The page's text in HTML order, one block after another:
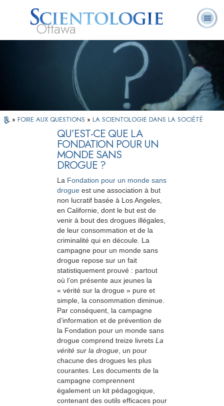
Ottawa
Qu’est-ce que la
Scientologie ?
Ministres
volontaires
Foire aux
questions
» FOIRE AUX QUESTIONS » LA SCIENTOLOGIE DANS LA SOCIÉTÉ
QU’EST-CE QUE LA
FONDATION POUR UN
MONDE SANS
DROGUE ?
La Fondation pour un monde sans
drogue est une association à but
non lucratif basée à Los Angeles,
en Californie, dont le but est de
venir à bout des drogues illégales,
de leur consommation et de la
criminalité qui en découle. La
campagne pour un monde sans
drogue repose sur un fait
statistiquement prouvé : partout
où l’on présente aux jeunes la
« vérité sur la drogue » pure et
simple, la consommation diminue.
Par conséquent, la campagne
d’information et de prévention de
la Fondation pour un monde sans
drogue comprend treize livrets La
vérité sur la drogue , un pour
chacune des drogues les plus
courantes. Les documents de la
campagne comprennent
également un kit pédagogique,
contenant des outils efficaces pour